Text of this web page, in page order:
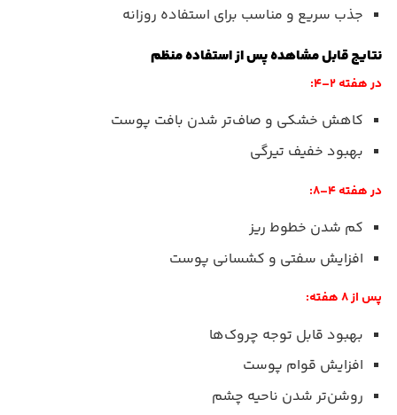
جذب سریع و مناسب برای استفاده روزانه
نتایج قابل مشاهده پس از استفاده منظم
در هفته ۲–۴:
کاهش خشکی و صاف‌تر شدن بافت پوست
بهبود خفیف تیرگی
در هفته ۴–۸:
کم شدن خطوط ریز
افزایش سفتی و کشسانی پوست
پس از ۸ هفته:
بهبود قابل توجه چروک‌ها
افزایش قوام پوست
روشن‌تر شدن ناحیه چشم